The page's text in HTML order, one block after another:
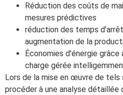
Réduction des coûts de
mesures prédictives
réduction des temps
augmentation de la
Économies d'énergie
charge gérée
Lors de la mise en œuvre de
procéder à une analyse